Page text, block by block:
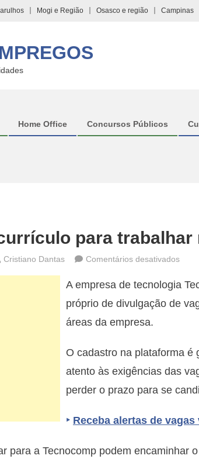
Mogi e Região Osasco e região Campinas
Home Office Concursos Públicos
para trabalhar
Cristiano Dantas Comentários desativados
A empresa de tecnologia
próprio de divulgação de
áreas da empresa.
O cadastro na plataforma é
atento às exigências das
perder o prazo para se
‣ Receba alertas de
para a Tecnocomp podem encaminhar